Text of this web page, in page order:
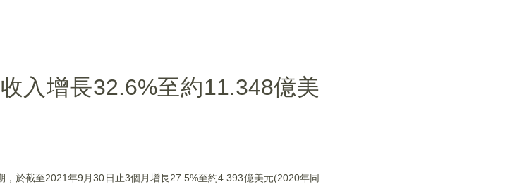
入增長32.6%至約11.348億美
於截至2021年9月30日止3個月增長27.5%至約4.393億美元(2020年同